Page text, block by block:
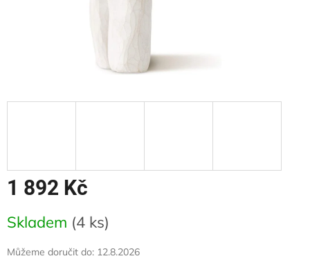
1 892 Kč
cena:
Skladem (4 ks)
Můžeme doručit do: 12.8.2026